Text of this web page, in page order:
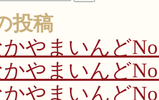
投稿
やまいんど
やまいんど
やまいんど